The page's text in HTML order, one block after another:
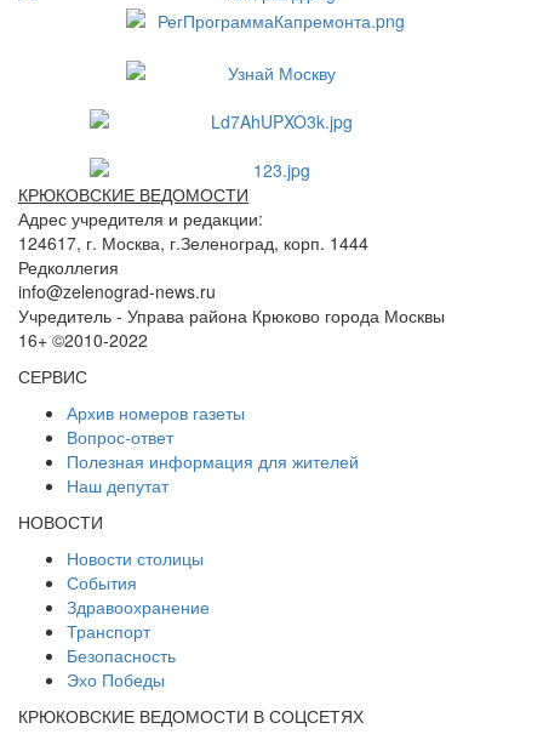
КРЮКОВСКИЕ ВЕДОМОСТИ
Адрес учредителя и редакции:
124617, г. Москва, г.Зеленоград, корп. 1444
Редколлегия
info@zelenograd-news.ru
Учредитель - Управа района Крюково города Москвы
16+ ©2010-2022
СЕРВИС
Архив номеров газеты
Вопрос-ответ
Полезная информация для жителей
Наш депутат
НОВОСТИ
Новости столицы
События
Здравоохранение
Транспорт
Безопасность
Эхо Победы
КРЮКОВСКИЕ ВЕДОМОСТИ В СОЦСЕТЯХ